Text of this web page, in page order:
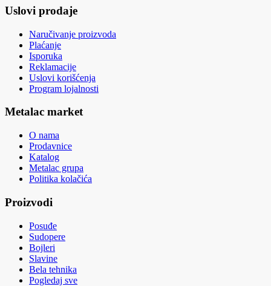
Uslovi prodaje
Naručivanje proizvoda
Plaćanje
Isporuka
Reklamacije
Uslovi korišćenja
Program lojalnosti
Metalac market
O nama
Prodavnice
Katalog
Metalac grupa
Politika kolačića
Proizvodi
Posuđe
Sudopere
Bojleri
Slavine
Bela tehnika
Pogledaj sve